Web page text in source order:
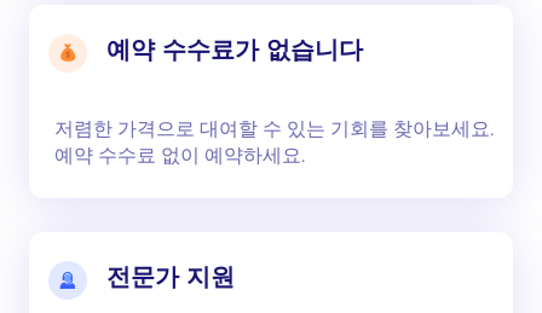
예약 수수료가 없습니다
저렴한 가격으로 대여할 수 있는 기회를 찾아보세요.
예약 수수료 없이 예약하세요.
전문가 지원